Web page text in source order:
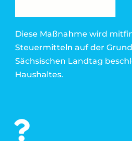
Diese Maßnahme wird
Steuermitteln auf der
Sächsischen Landtag
Haushaltes.